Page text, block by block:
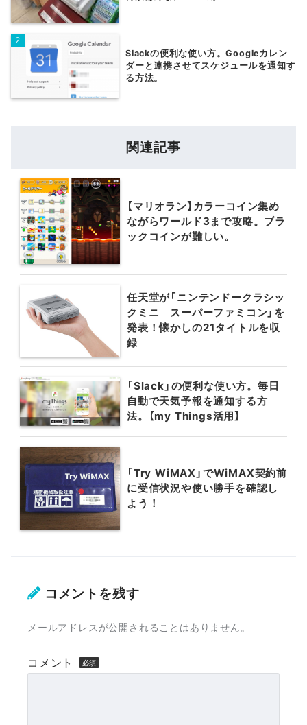
Slackの便利な使い方。Googleカレン
ダーと連携させてスケジュールを通知す
る方法。
関連記事
【マリオラン】カラーコイン集め
ながらワールド3まで攻略。ブラ
ックコインが難しい。
任天堂が「ニンテンドークラシッ
クミニ スーパーファミコン」を
発表！懐かしの21タイトルを収
録
「Slack」の便利な使い方。毎日
自動で天気予報を通知する方
法。【my Things活用】
「Try WiMAX」でWiMAX契約前
に受信状況や使い勝手を確認し
よう！
コメントを残す
メールアドレスが公開されることはありません。
コメント